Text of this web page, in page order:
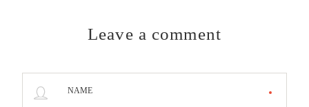
Leave a comment
NAME